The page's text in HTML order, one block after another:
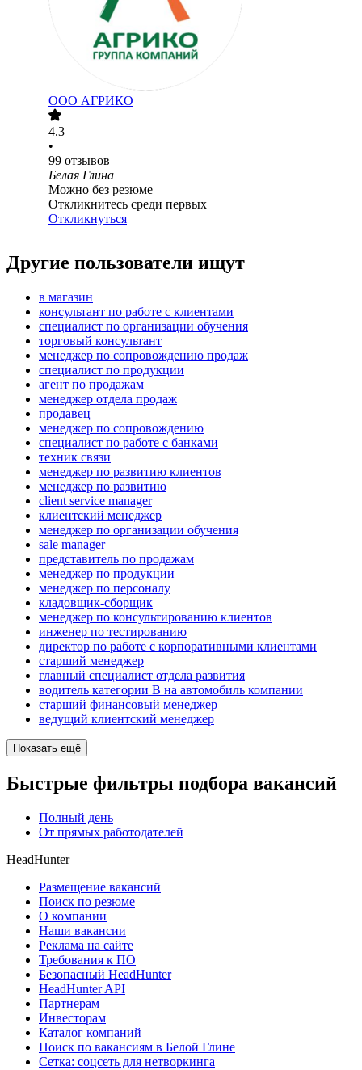
ООО АГРИКО
4.3
•
99 отзывов
Белая Глина
Можно без резюме
Откликнитесь среди первых
Откликнуться
Другие пользователи ищут
в магазин
консультант по работе с клиентами
специалист по организации обучения
торговый консультант
менеджер по сопровождению продаж
специалист по продукции
агент по продажам
менеджер отдела продаж
продавец
менеджер по сопровождению
специалист по работе с банками
техник связи
менеджер по развитию клиентов
менеджер по развитию
client service manager
клиентский менеджер
менеджер по организации обучения
sale manager
представитель по продажам
менеджер по продукции
менеджер по персоналу
кладовщик-сборщик
менеджер по консультированию клиентов
инженер по тестированию
директор по работе с корпоративными клиентами
старший менеджер
главный специалист отдела развития
водитель категории B на автомобиль компании
старший финансовый менеджер
ведущий клиентский менеджер
Показать ещё
Быстрые фильтры подбора вакансий
Полный день
От прямых работодателей
HeadHunter
Размещение вакансий
Поиск по резюме
О компании
Наши вакансии
Реклама на сайте
Требования к ПО
Безопасный HeadHunter
HeadHunter API
Партнерам
Инвесторам
Каталог компаний
Поиск по вакансиям в Белой Глине
Сетка: соцсеть для нетворкинга